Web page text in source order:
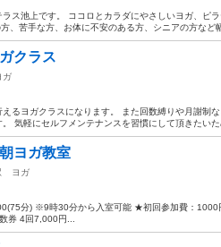
ス池上です。 ココロとカラダにやさしいヨガ、ピ
、苦手な方、お体に不安のある方、シニアの方など
クラス
ガ
るヨガクラスになります。 また回数縛りや月謝制な
気軽にセルフメンテナンスを習慣にして頂きたいた
ヨガ教室
ヨガ
分) ※9時30分から入室可能 ★初回参加費：
券 4回7,000円...